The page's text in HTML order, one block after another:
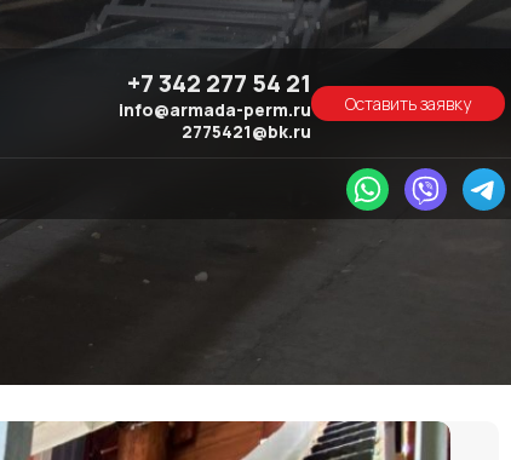
+7 342 277 54 21
info@armada-perm.ru
2775421@bk.ru
Оставить заявку